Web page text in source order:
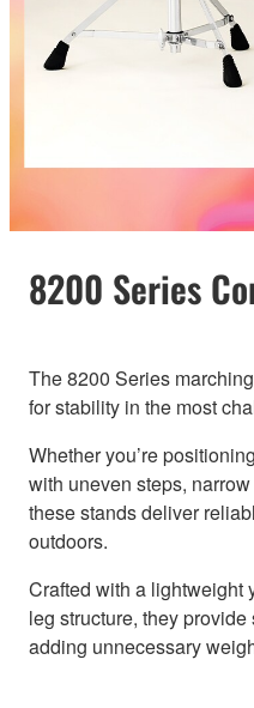
8200 Series
The 8200 Series
for stability in the most
Whether you’re
with uneven steps,
these stands deliver
outdoors.
Crafted with a lightweight
leg structure, they
adding unnecessary